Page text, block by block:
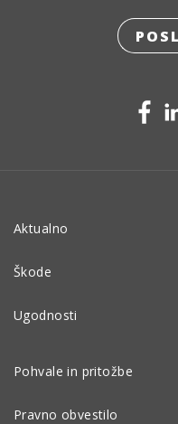
Aktualno
Škode
Ugodnosti
Pohvale in pritožbe
Pravno obvestilo